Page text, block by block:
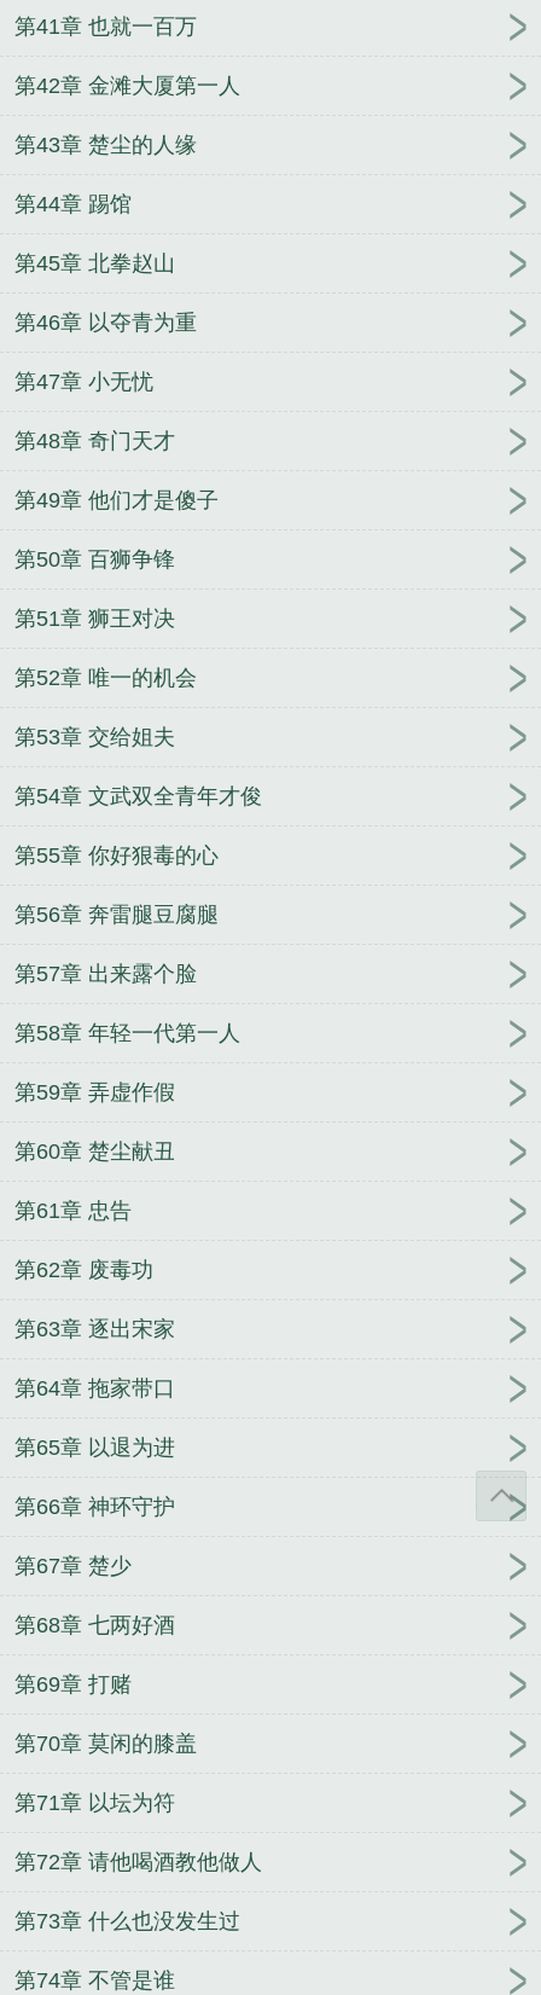
第41章 也就一百万
第42章 金滩大厦第一人
第43章 楚尘的人缘
第44章 踢馆
第45章 北拳赵山
第46章 以夺青为重
第47章 小无忧
第48章 奇门天才
第49章 他们才是傻子
第50章 百狮争锋
第51章 狮王对决
第52章 唯一的机会
第53章 交给姐夫
第54章 文武双全青年才俊
第55章 你好狠毒的心
第56章 奔雷腿豆腐腿
第57章 出来露个脸
第58章 年轻一代第一人
第59章 弄虚作假
第60章 楚尘献丑
第61章 忠告
第62章 废毒功
第63章 逐出宋家
第64章 拖家带口
第65章 以退为进
第66章 神环守护
第67章 楚少
第68章 七两好酒
第69章 打赌
第70章 莫闲的膝盖
第71章 以坛为符
第72章 请他喝酒教他做人
第73章 什么也没发生过
第74章 不管是谁